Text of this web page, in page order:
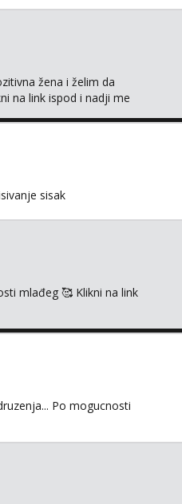
Odgovara mi cijela
žena i želim da
na link ispod i nadji me
sisak
mlađeg 🥰 Klikni na link
Po mogucnosti